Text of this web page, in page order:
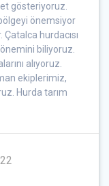
gösteriyoruz.
önemsiyor
hurdacısı
biliyoruz.
alıyoruz.
ekiplerimiz,
Hurda tarım